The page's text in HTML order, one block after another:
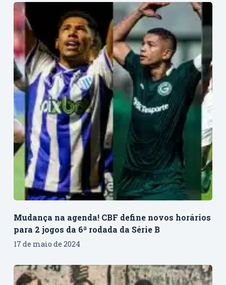
Mudança na agenda! CBF define novos horários
para 2 jogos da 6ª rodada da Série B
17 de maio de 2024